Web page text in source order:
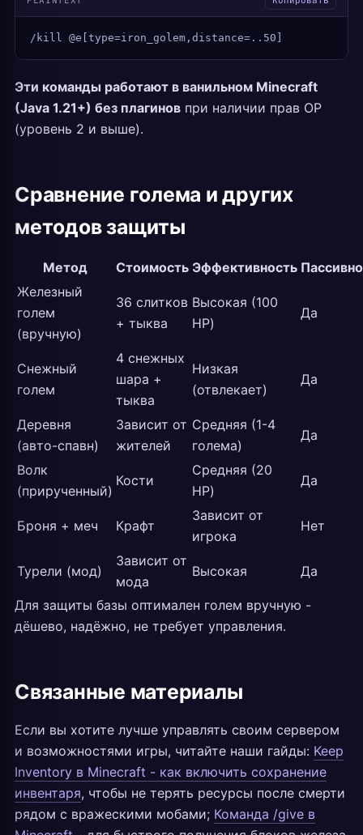
/kill @e[type=iron_golem,distance=..50]
Эти команды работают в ванильном Minecraft
(Java 1.21+) без плагинов при наличии прав OP
(уровень 2 и выше).
Сравнение голема и других
методов защиты
Метод Стоимость Эффективность
Железный
голем
(вручную)
36 слитков
+ тыква
Высокая (100
HP)
Да
Снежный
голем
4 снежных
шара +
тыква
Низкая
(отвлекает)
Да
Деревня
(авто-спавн)
Зависит от
жителей
Средняя (1-4
голема)
Да
Волк
(прирученный)
Кости
Средняя (20
HP)
Да
Броня + меч Крафт
Зависит от
игрока
Нет
Турели (мод)
Зависит от
мода
Высокая Да
Для защиты базы оптимален голем вручную -
дёшево, надёжно, не требует управления.
Связанные материалы
Если вы хотите лучше управлять своим сервером
и возможностями игры, читайте наши гайды: Keep
Inventory в Minecraft - как включить сохранение
инвентаря, чтобы не терять ресурсы после смерти
рядом с вражескими мобами; Команда /give в